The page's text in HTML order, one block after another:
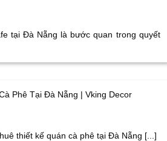
tại Đà Nẵng là bước quan trong quyết
Phê Tại Đà Nẵng | Vking Decor
thiết kế quán cà phê tại Đà Nẵng [...]